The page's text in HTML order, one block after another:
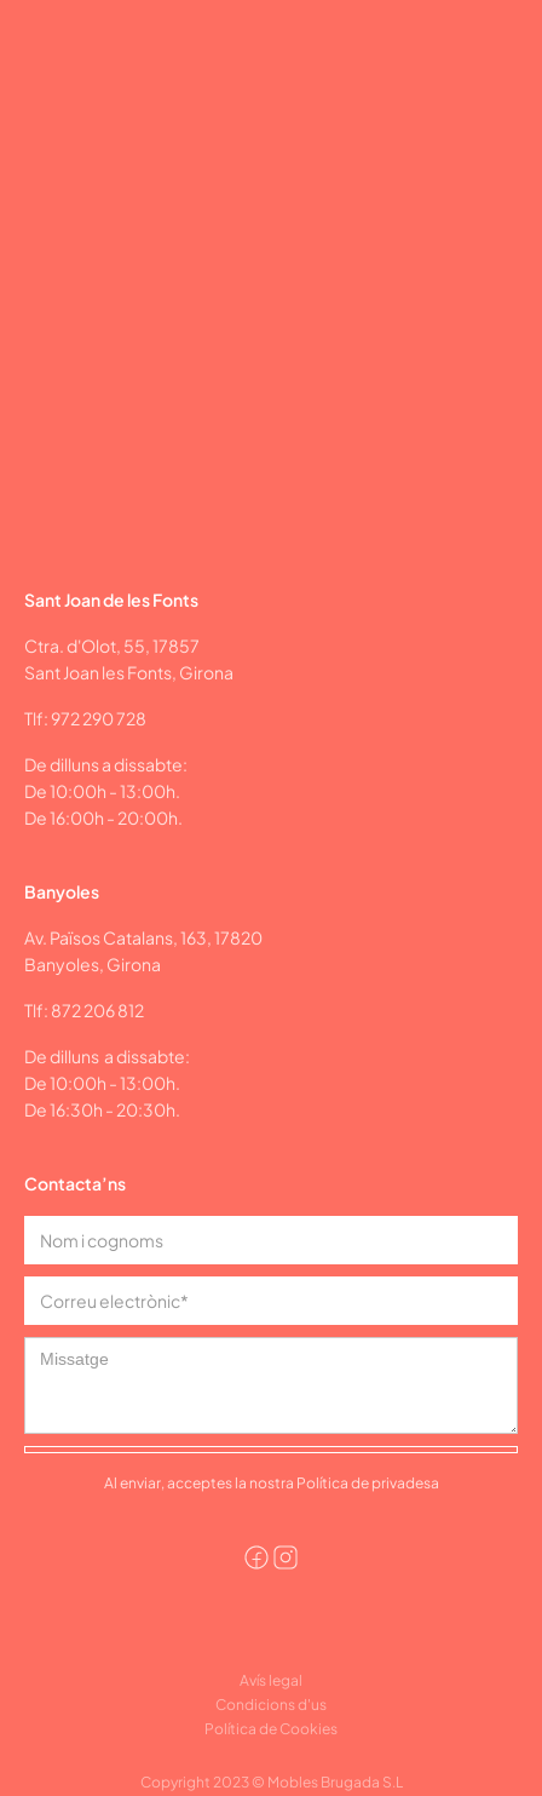
Sant Joan de les Fonts
Ctra. d'Olot, 55, 17857
Sant Joan les Fonts, Girona
Tlf: 972 290 728
De dilluns a dissabte:
De 10:00h - 13:00h.
De 16:00h - 20:00h.
Banyoles
Av. Països Catalans, 163, 17820
Banyoles, Girona
Tlf: 872 206 812
De dilluns a dissabte:
De 10:00h - 13:00h.
De 16:30h - 20:30h.
Contacta’ns
Al enviar, acceptes la nostra Política de privadesa
Avís legal
Condicions d'us
Política de Cookies
Copyright 2023 © Mobles Brugada S.L